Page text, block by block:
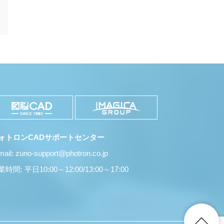
トロンCADサポートセンター
zuno-support@photron.co.jp
時間: 平日10:00～12:00/13:00～17:00